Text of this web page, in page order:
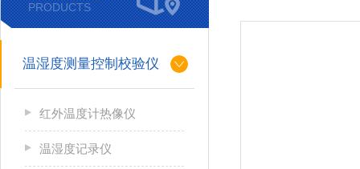
PRODUCTS
温湿度测量控制校验仪
红外温度计热像仪
温湿度记录仪